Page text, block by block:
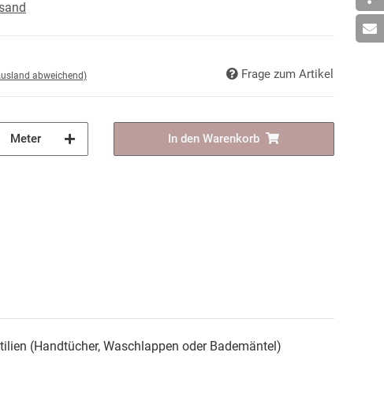
abweichend) Frage zum Artikel
Meter In den Warenkorb
(Handtücher, Waschlappen oder Bademäntel)